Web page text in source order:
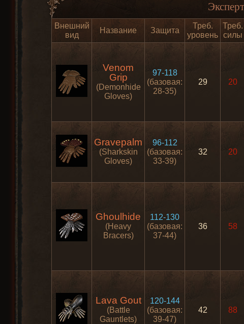
Внешний
вид
Название Защита
Треб.
уровень
Треб.
силы
Venom
Grip
(Demonhide
Gloves)
97-118
(базовая:
28-35)
29 20
Gravepalm
(Sharkskin
Gloves)
96-112
(базовая:
33-39)
32 20
Ghoulhide
(Heavy
Bracers)
112-130
(базовая:
37-44)
36 58
Lava Gout
(Battle
Gauntlets)
120-144
(базовая:
39-47)
42 88